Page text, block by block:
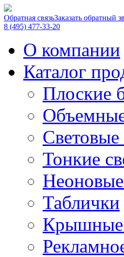
Обратная связьЗаказать обратный
8 (495) 477-33-20
О компании
Каталог
Плоские
Тонкие
Таблички
Крышные